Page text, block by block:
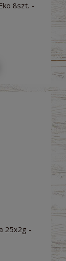
8szt. -
25x2g -